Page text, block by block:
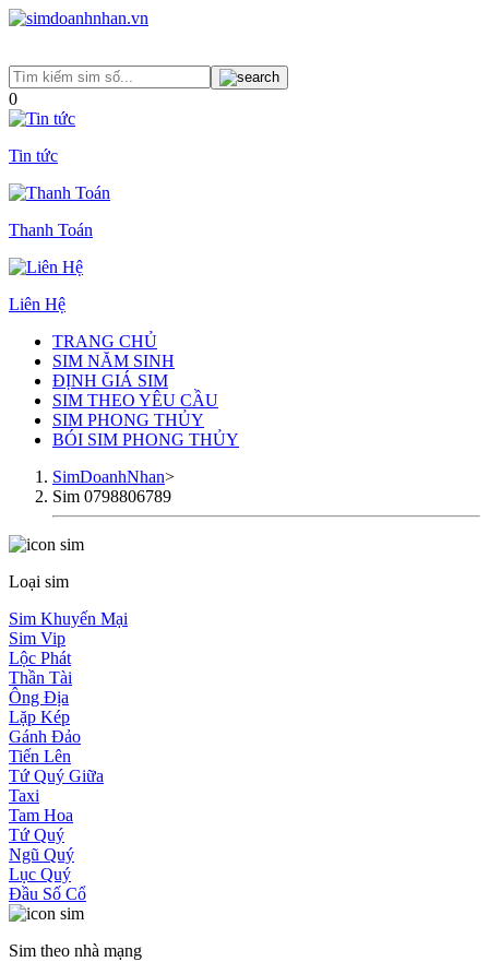
0
Tin tức
Thanh Toán
Liên Hệ
TRANG CHỦ
SIM NĂM SINH
ĐỊNH GIÁ SIM
SIM THEO YÊU CẦU
SIM PHONG THỦY
BÓI SIM PHONG THỦY
SimDoanhNhan>
Sim 0798806789
Loại sim
Sim Khuyến Mại
Sim Vip
Lộc Phát
Thần Tài
Ông Địa
Lặp Kép
Gánh Đảo
Tiến Lên
Tứ Quý Giữa
Taxi
Tam Hoa
Tứ Quý
Ngũ Quý
Lục Quý
Đầu Số Cổ
Sim theo nhà mạng